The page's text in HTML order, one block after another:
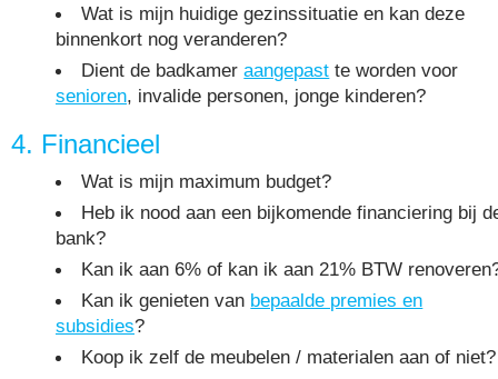
Wat is mijn huidige gezinssituatie en kan deze
binnenkort nog veranderen?
Dient de badkameraangepast te worden voor
senioren, invalide personen, jonge kinderen?
4. Financieel
Wat is mijn maximum budget?
Heb ik nood aan een bijkomende financiering bij
bank?
Kan ik aan 6% of kan ik aan 21% BTW
Kan ik genieten van bepaalde premies en
subsidies?
Koop ik zelf de meubelen / materialen aan of niet?